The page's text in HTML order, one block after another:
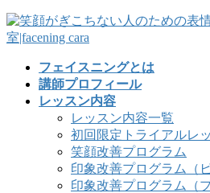
フェイスニングとは
講師プロフィール
レッスン内容
レッスン内容一覧
初回限定トライアルレ
笑顔改善プログラム
印象改善プログラム（
印象改善プログラム（